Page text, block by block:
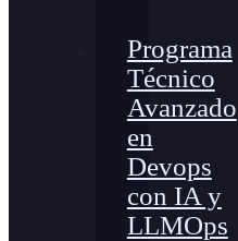
Programa
Técnico
Avanzado
en
Devops
con IA y
LLMOps